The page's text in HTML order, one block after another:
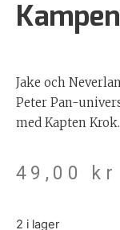
Jake och
Peter Pan-
med Kapten Krok.
49,00 kr
2 i lager